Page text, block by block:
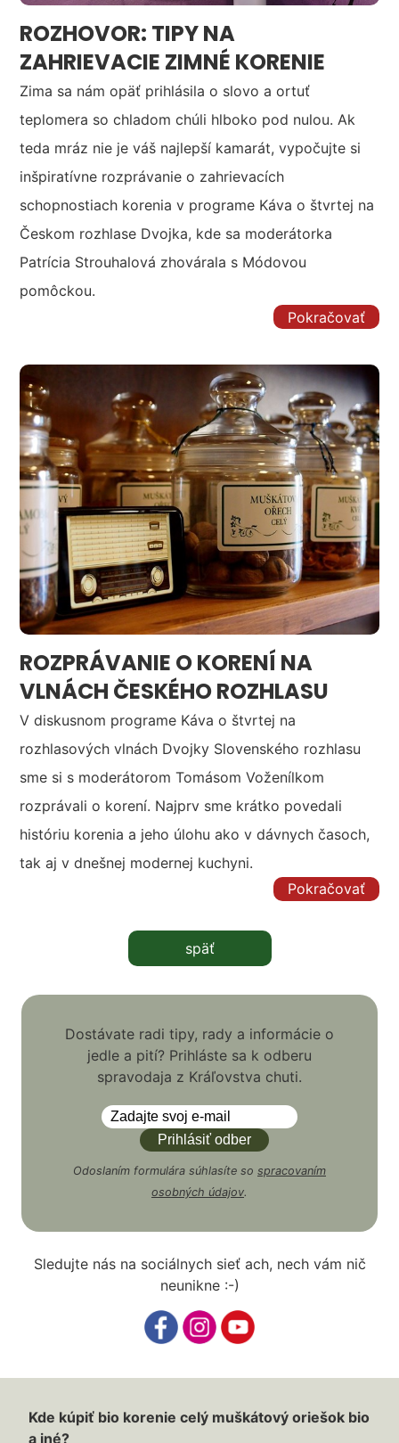
ROZHOVOR: TIPY NA
ZAHRIEVACIE ZIMNÉ KORENIE
Zima sa nám opäť prihlásila o slovo a ortuť
teplomera so chladom chúli hlboko pod nulou. Ak
teda mráz nie je váš najlepší kamarát, vypočujte si
inšpiratívne rozprávanie o zahrievacích
schopnostiach korenia v programe Káva o štvrtej na
Českom rozhlase Dvojka, kde sa moderátorka
Patrícia Strouhalová zhovárala s Módovou
pomôckou.
Pokračovať
ROZPRÁVANIE O KORENÍ NA
VLNÁCH ČESKÉHO ROZHLASU
V diskusnom programe Káva o štvrtej na
rozhlasových vlnách Dvojky Slovenského rozhlasu
sme si s moderátorom Tomásom Voženílkom
rozprávali o korení. Najprv sme krátko povedali
históriu korenia a jeho úlohu ako v dávnych časoch,
tak aj v dnešnej modernej kuchyni.
Pokračovať
späť
Dostávate radi tipy, rady a informácie o
jedle a pití? Prihláste sa k odberu
spravodaja z Kráľovstva chuti.
Odoslaním formulára súhlasíte so spracovaním
osobných údajov.
Sledujte nás na sociálnych sieť ach, nech vám nič
neunikne :-)
Kde kúpiť bio korenie celý muškátový oriešok bio
a iné?